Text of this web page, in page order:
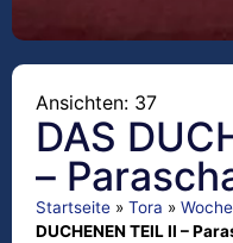
Ansichten: 37
DAS
–
Startseite » Tora »
DUCHENEN TEIL II –